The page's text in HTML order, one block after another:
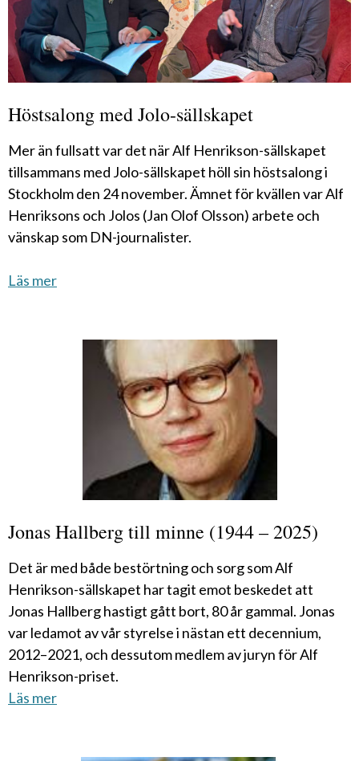
Höstsalong med Jolo-sällskapet
Mer än fullsatt var det när Alf Henrikson-sällskapet
tillsammans med Jolo-sällskapet höll sin höstsalong i
Stockholm den 24 november. Ämnet för kvällen var Alf
Henriksons och Jolos (Jan Olof Olsson) arbete och
vänskap som DN-journalister.
Läs mer
Jonas Hallberg till minne (1944 – 2025)
Det är med både bestörtning och sorg som Alf
Henrikson-sällskapet har tagit emot beskedet att
Jonas Hallberg hastigt gått bort, 80 år gammal. Jonas
var ledamot av vår styrelse i nästan ett decennium,
2012–2021, och dessutom medlem av juryn för Alf
Henrikson-priset.
Läs mer